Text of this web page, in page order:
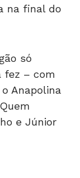
na final do
só
fez – com
Anapolina
e Júnior